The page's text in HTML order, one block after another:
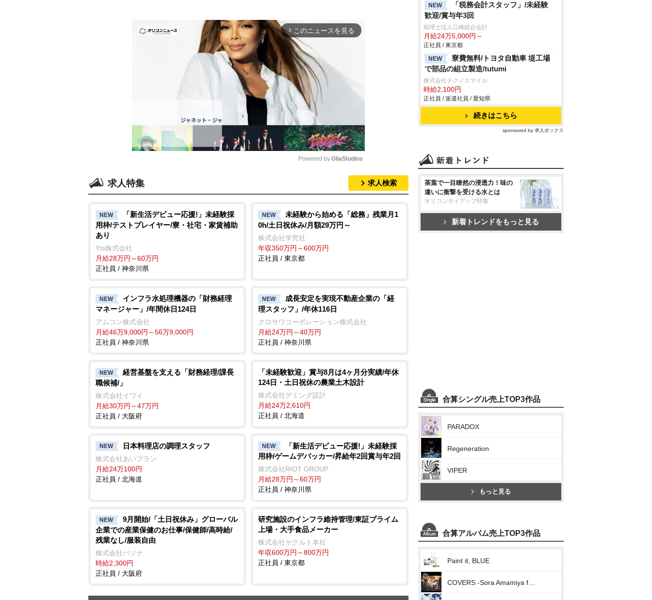
arrow_forward_ios このニュースを見る
t
e
Powered by GliaStudios
求人特集 求人検索
NEW
「新生活デビュー応援!」未経験採
用枠/テストプレイヤー/寮・社宅・家賃補助
あり
Yts株式会社
月給28万円～60万円
正社員 / 神奈川県
NEW
未経験から始める「総務」残業月1
0h/土日祝休み/月額29万円～
株式会社学究社
年収350万円～600万円
正社員 / 東京都
NEW
インフラ水処理機器の「財務経理
マネージャー」/年間休日124日
アムコン株式会社
月給46万9,000円～56万9,000円
正社員 / 神奈川県
NEW
成長安定を実現不動産企業の「経
理スタッフ」/年休116日
クロサワコーポレーション株式会社
月給24万円～40万円
正社員 / 神奈川県
NEW
経営基盤を支える「財務経理/課長
職候補/」
株式会社イワイ
月給30万円～47万円
正社員 / 大阪府
「未経験歓迎」賞与8月は4ヶ月分実績/年休
124日・土日祝休の農業土木設計
株式会社デミング設計
月給24万2,610円
正社員 / 北海道
NEW 日本料理店の調理スタッフ
株式会社あいプラン
月給24万100円
正社員 / 北海道
NEW
「新生活デビュー応援!」未経験採
用枠/ゲームデバッカー/昇給年2回賞与年2回
株式会社RIOT GROUP
月給28万円～60万円
正社員 / 神奈川県
NEW
9月開始/「土日祝休み」グローバル
企業での産業保健のお仕事/保健師/高時給/
残業なし/服装自由
株式会社パソナ
時給2,300円
正社員 / 大阪府
研究施設のインフラ維持管理/東証プライム
上場・大手食品メーカー
株式会社ヤクルト本社
年収600万円～800万円
正社員 / 東京都
NEW
「税務会計スタッフ」/未経験
歓迎/賞与年3回
税理士法人江崎総合会計
月給24万5,000円～
正社員 / 東京都
NEW
寮費無料/トヨタ自動車 堤工場
で部品の組立製造/tutumi
株式会社テクノスマイル
時給2,100円
正社員 / 派遣社員 / 愛知県
続きはこちら
sponsored by 求人ボックス
茶葉で一目瞭然の浸透力！味の
違いに衝撃を受ける水とは
オリコンタイアップ特集
新着トレンドをもっと見る
合算シングル売上TOP3作品
PARADOX
Regeneration
VIPER
もっと見る
合算アルバム売上TOP3作品
Paint it, BLUE